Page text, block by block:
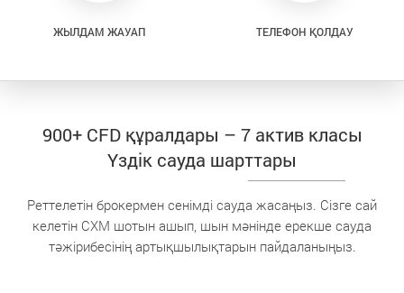
ЖЫЛДАМ ЖАУАП ТЕЛЕФОН ҚОЛДАУ
900+ CFD құралдары – 7 актив класы
Үздік сауда шарттары
Реттелетін брокермен сенімді сауда жасаңыз. Сізге сай
келетін CXM шотын ашып, шын мәнінде ерекше сауда
тәжірибесінің артықшылықтарын пайдаланыңыз.